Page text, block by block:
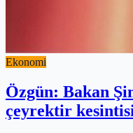
Ekonomi
Özgün: Bakan
çeyrektir